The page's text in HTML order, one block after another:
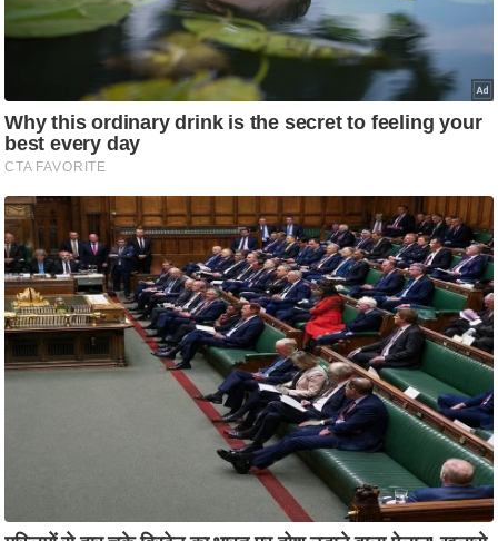
ज्यो
प्र
भु
म
हि
मा
/
ध
र्म
ल
र